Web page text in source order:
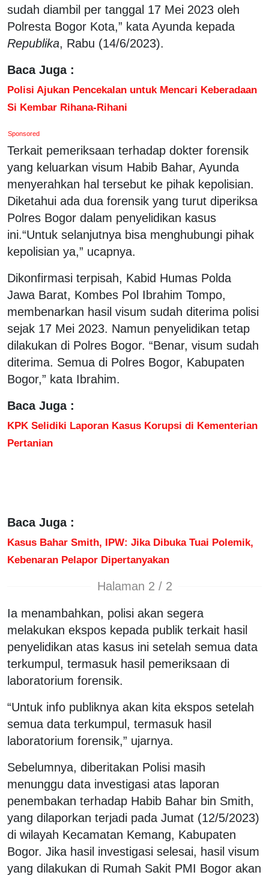
sudah diambil per tanggal 17 Mei 2023 oleh
Polresta Bogor Kota,” kata Ayunda kepada
Republika, Rabu (14/6/2023).
Baca Juga :
Polisi Ajukan Pencekalan untuk Mencari Keberadaan
Si Kembar Rihana-Rihani
Sponsored
Terkait pemeriksaan terhadap dokter forensik
yang keluarkan visum Habib Bahar, Ayunda
menyerahkan hal tersebut ke pihak kepolisian.
Diketahui ada dua forensik yang turut diperiksa
Polres Bogor dalam penyelidikan kasus
ini.“Untuk selanjutnya bisa menghubungi pihak
kepolisian ya,” ucapnya.
Dikonfirmasi terpisah, Kabid Humas Polda
Jawa Barat, Kombes Pol Ibrahim Tompo,
membenarkan hasil visum sudah diterima polisi
sejak 17 Mei 2023. Namun penyelidikan tetap
dilakukan di Polres Bogor. “Benar, visum sudah
diterima. Semua di Polres Bogor, Kabupaten
Bogor,” kata Ibrahim.
Baca Juga :
KPK Selidiki Laporan Kasus Korupsi di Kementerian
Pertanian
Baca Juga :
Kasus Bahar Smith, IPW: Jika Dibuka Tuai Polemik,
Kebenaran Pelapor Dipertanyakan
Halaman 2 / 2
Ia menambahkan, polisi akan segera
melakukan ekspos kepada publik terkait hasil
penyelidikan atas kasus ini setelah semua data
terkumpul, termasuk hasil pemeriksaan di
laboratorium forensik.
“Untuk info publiknya akan kita ekspos setelah
semua data terkumpul, termasuk hasil
laboratorium forensik,” ujarnya.
Sebelumnya, diberitakan Polisi masih
menunggu data investigasi atas laporan
penembakan terhadap Habib Bahar bin Smith,
yang dilaporkan terjadi pada Jumat (12/5/2023)
di wilayah Kecamatan Kemang, Kabupaten
Bogor. Jika hasil investigasi selesai, hasil visum
yang dilakukan di Rumah Sakit PMI Bogor akan